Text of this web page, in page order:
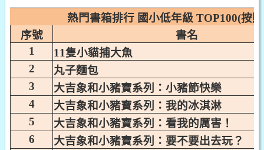
熱門書箱排行 國小低年級 TOP100(按
序號
書名
1
11隻小貓捕大魚
2
丸子麵包
3
大吉象和小豬寶系列：小豬節快樂
4
大吉象和小豬寶系列：我的冰淇淋
5
大吉象和小豬寶系列：看我的厲害！
6
大吉象和小豬寶系列：要不要出去玩？